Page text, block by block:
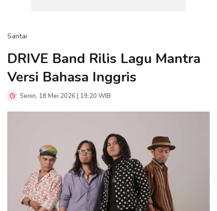
Santai
DRIVE Band Rilis Lagu Mantra
Versi Bahasa Inggris
Senin, 18 Mei 2026 | 19:20 WIB